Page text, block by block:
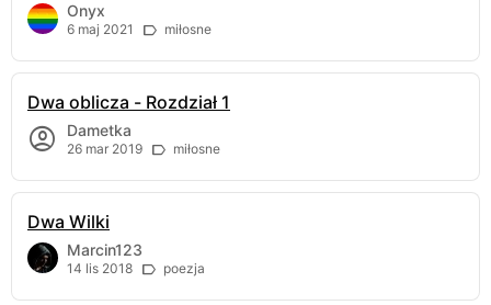
Onyx
6 maj 2021 miłosne
Dwa oblicza - Rozdział 1
Dametka
26 mar 2019 miłosne
Dwa Wilki
Marcin123
14 lis 2018 poezja